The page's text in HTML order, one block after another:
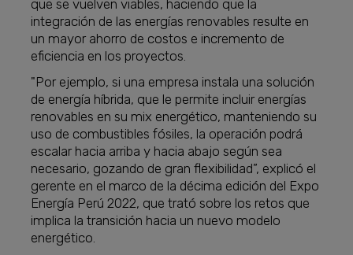
que se vuelven viables, haciendo que la
integración de las energías renovables resulte en
un mayor ahorro de costos e incremento de
eficiencia en los proyectos.
"Por ejemplo, si una empresa instala una solución
de energía híbrida, que le permite incluir energías
renovables en su mix energético, manteniendo su
uso de combustibles fósiles, la operación podrá
escalar hacia arriba y hacia abajo según sea
necesario, gozando de gran flexibilidad”, explicó el
gerente en el marco de la décima edición del Expo
Energía Perú 2022, que trató sobre los retos que
implica la transición hacia un nuevo modelo
energético.